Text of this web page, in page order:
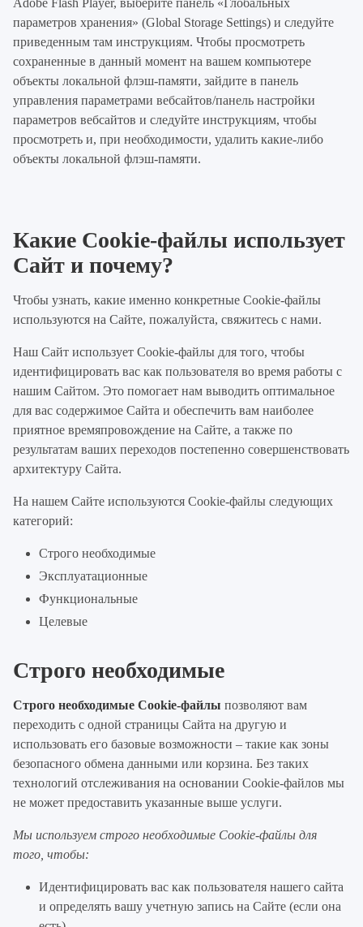
параметров хранения» (Global Storage Settings) и следуйте
приведенным там инструкциям. Чтобы просмотреть
сохраненные в данный момент на вашем компьютере
объекты локальной флэш-памяти, зайдите в панель
управления параметрами вебсайтов/панель настройки
параметров вебсайтов и следуйте инструкциям, чтобы
просмотреть и, при необходимости, удалить какие-либо
объекты локальной флэш-памяти.
Какие Cookie-файлы использует
Сайт и почему?
Чтобы узнать, какие именно конкретные Cookie-файлы
используются на Сайте, пожалуйста, свяжитесь с нами.
Наш Сайт использует Cookie-файлы для того, чтобы
идентифицировать вас как пользователя во время работы с
нашим Сайтом. Это помогает нам выводить оптимальное
для вас содержимое Сайта и обеспечить вам наиболее
приятное времяпровождение на Сайте, а также по
результатам ваших переходов постепенно совершенствовать
архитектуру Сайта.
На нашем Сайте используются Cookie-файлы следующих
категорий:
Строго необходимые
Эксплуатационные
Функциональные
Целевые
Строго необходимые
Строго необходимые Cookie-файлы позволяют вам
переходить с одной страницы Сайта на другую и
использовать его базовые возможности – такие как зоны
безопасного обмена данными или корзина. Без таких
технологий отслеживания на основании Cookie-файлов мы
не может предоставить указанные выше услуги.
Мы используем строго необходимые Cookie-файлы для
того, чтобы:
Идентифицировать вас как пользователя нашего сайта
и определять вашу учетную запись на Сайте (если она